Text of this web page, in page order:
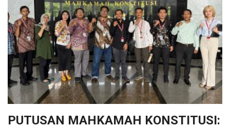
PUTUSAN MAHKAMAH KONSTITUSI: